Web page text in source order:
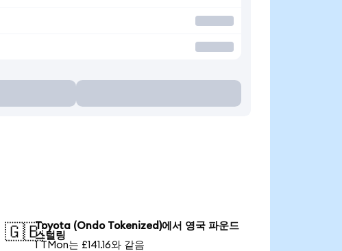
🇬🇧Toyota (Ondo Tokenized)에서 영국 파운드
스털링
1 TMon는 £141.16와 같음